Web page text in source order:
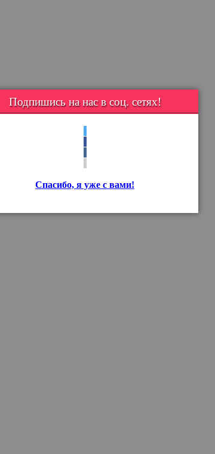
Подпишись на нас в соц. сетях!
Спасибо, я уже с вами!